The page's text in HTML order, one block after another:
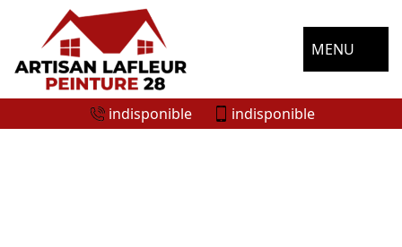
MENU
indisponible indisponible